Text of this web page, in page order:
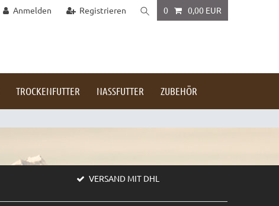
Anmelden Registrieren 0 0,00 EUR
TROCKENFUTTER NASSFUTTER ZUBEHÖR
VERSAND MIT DHL